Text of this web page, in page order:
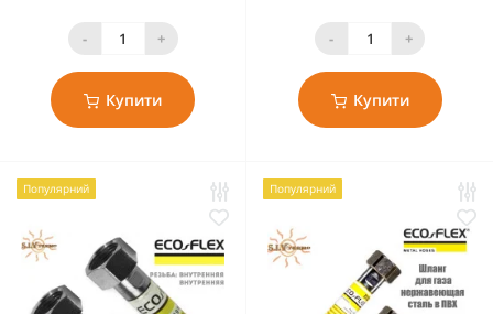
- +
Купити
- +
Купити
Популярний Популярний